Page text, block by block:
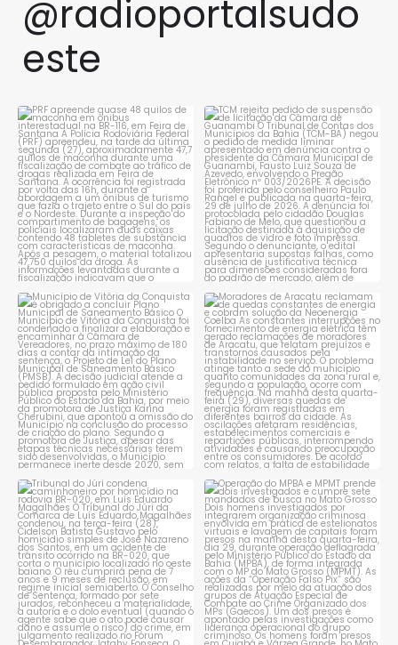
@radioportalsudo
este
PRF apreende quase 48 quilos
de maconha em ônibus...
1 0
TCM rejeita pedido de
suspensão de licitação da...
1 0
Município de Vitória da
Conquista é obrigado a...
1 0
Moradores de Aracatu
reclamam de quedas
constantes ...
1 0
Tribunal do Júri condena
caminhoneiro por...
1 0
Operação do MPBA e MPMT
prende dois investigados e...
1 0